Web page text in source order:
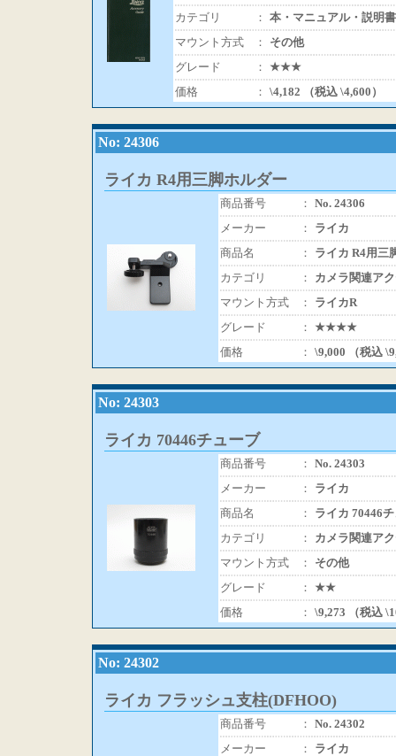
カテゴリ
： 本・マニュアル・説明書
マウント方式
：
その他
グレード
： ★★★
価格
： \4,182 （税込 \4,600）
No: 24306
ライカ R4用三脚ホルダー
商品番号 ： No. 24306
メーカー
：
ライカ
商品名
：
ライカ R4用三
カテゴリ
：
カメラ関連ア
マウント方式
：
ライカR
グレード
： ★★★★
価格
： \9,000 （税込
No: 24303
ライカ 70446チューブ
商品番号 ： No. 24303
メーカー
：
ライカ
商品名
：
ライカ 70446
カテゴリ
：
カメラ関連ア
マウント方式
：
その他
グレード
： ★★
価格
： \9,273 （税込
No: 24302
ライカ フラッシュ支柱(DFHOO)
商品番号 ： No. 24302
メーカー
：
ライカ